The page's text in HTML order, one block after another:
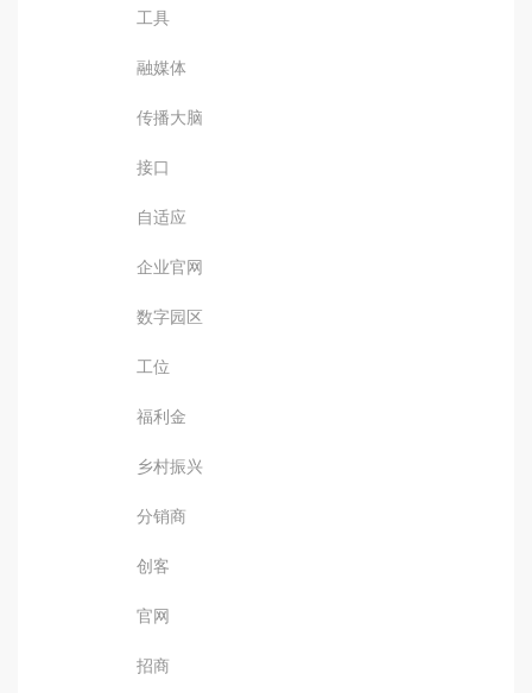
工具
融媒体
传播大脑
接口
自适应
企业官网
数字园区
工位
福利金
乡村振兴
分销商
创客
官网
招商